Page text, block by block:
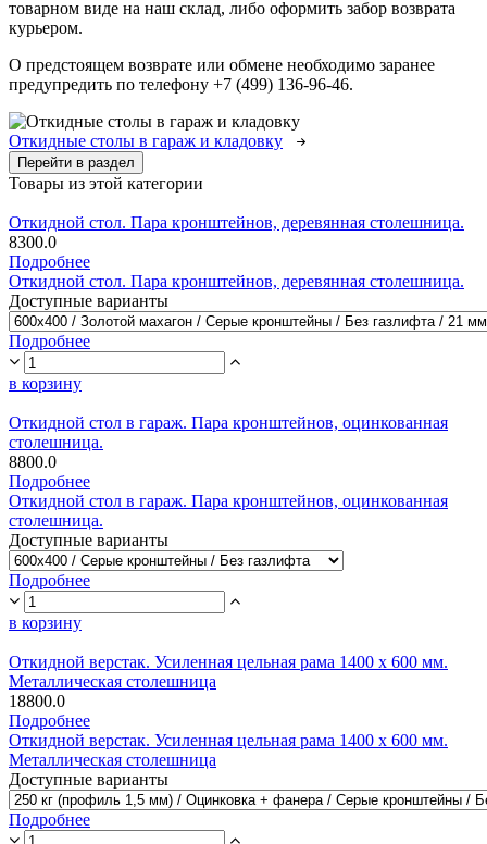
товарном виде на наш склад, либо оформить забор возврата
курьером.
О предстоящем возврате или обмене необходимо заранее
предупредить по телефону +7 (499) 136-96-46.
Откидные столы в гараж и кладовку
Перейти в раздел
Товары из этой категории
Откидной стол. Пара кронштейнов, деревянная столешница.
8300.0
Подробнее
Откидной стол. Пара кронштейнов, деревянная столешница.
Доступные варианты
Подробнее
в корзину
Откидной стол в гараж. Пара кронштейнов, оцинкованная
столешница.
8800.0
Подробнее
Откидной стол в гараж. Пара кронштейнов, оцинкованная
столешница.
Доступные варианты
Подробнее
в корзину
Откидной верстак. Усиленная цельная рама 1400 х 600 мм.
Металлическая столешница
18800.0
Подробнее
Откидной верстак. Усиленная цельная рама 1400 х 600 мм.
Металлическая столешница
Доступные варианты
Подробнее